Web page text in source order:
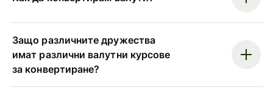
Защо различните дружества
имат различни валутни курсове
за конвертиране?